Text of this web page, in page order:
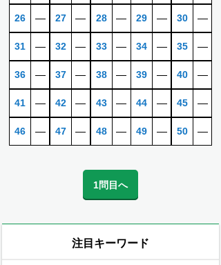
26 ―
31 ―
36 ―
41 ―
46 ―
27 ―
32 ―
37 ―
42 ―
47 ―
28 ―
33 ―
38 ―
43 ―
48 ―
29 ―
34 ―
39 ―
44 ―
49 ―
30 ―
35 ―
40 ―
45 ―
50 ―
1問目へ
注目キーワード